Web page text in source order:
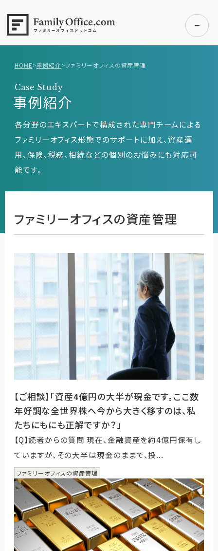
ご利用の流れ・プラン
事例紹介
エキスパート一覧
無料講座
運営会社
ファミリーオフィスとは
関連書籍
メールマガジン登録
よくある質問
HOME>事例紹介>ファミリーオフィスの資産管理
Case Study
事例紹介
各分野のエキスパートで構成された専門チームによる
ファミリーオフィス形態でのサポートに加え、資産運
用、保険、税務、相続などの個別のお悩みにも対応可
能です。
ファミリーオフィスの資産管理
【ご相談】「資産4億円の大半が現金です。ここ数
年好調な全世界株へ今から大きく移すのは、私
たちにもにも正解ですか？」
【Q】読者からの質問 現在、金融資産を約4億円保有し
ていますが、その大半は現金のままで、投...
ファミリーオフィスの資産管理